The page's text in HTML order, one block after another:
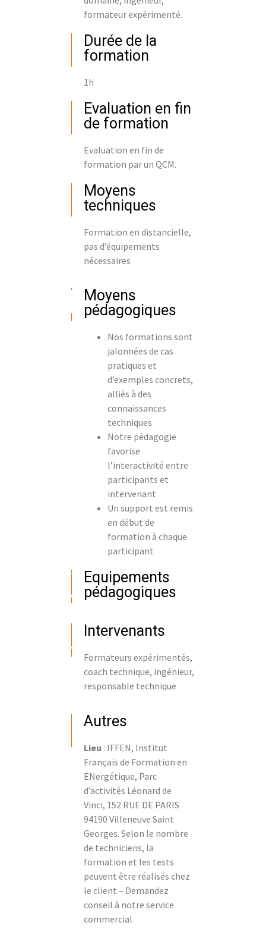
formateur expérimenté.
Durée de la
formation
1h
Evaluation en fin
de formation
Evaluation en fin de
formation par un QCM.
Moyens
techniques
Formation en distancielle,
pas d’équipements
nécessaires
Moyens
pédagogiques
Nos formations sont
jalonnées de cas
pratiques et
d’exemples concrets,
alliés à des
connaissances
techniques
Notre pédagogie
favorise
l’interactivité entre
participants et
intervenant
Un support est remis
en début de
formation à chaque
participant
Equipements
pédagogiques
Intervenants
Formateurs expérimentés,
coach technique, ingénieur,
responsable technique
Autres
Lieu : IFFEN, Institut
Français de Formation en
ENergétique, Parc
d’activités Léonard de
Vinci, 152 RUE DE PARIS
94190 Villeneuve Saint
Georges. Selon le nombre
de techniciens, la
formation et les tests
peuvent être réalisés chez
le client – Demandez
conseil à notre service
commercial